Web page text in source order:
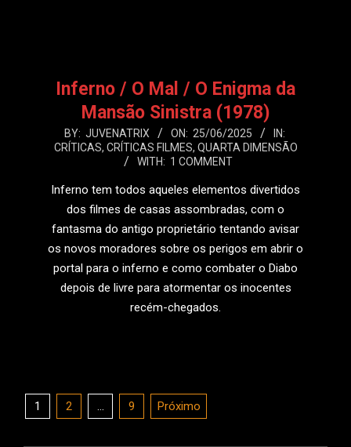
Inferno / O Mal / O Enigma da
Mansão Sinistra (1978)
2025-
06-
BY: JUVENATRIX ON: 25/06/2025
IN:
CRÍTICAS, CRÍTICAS FILMES, QUARTA DIMENSÃO
WITH: 1 COMMENT
Inferno tem todos aqueles elementos divertidos
dos filmes de casas assombradas, com o
fantasma do antigo proprietário tentando avisar
os novos moradores sobre os perigos em abrir o
portal para o inferno e como combater o Diabo
depois de livre para atormentar os inocentes
recém-chegados.
Paginação
1 2 … 9 Próximo